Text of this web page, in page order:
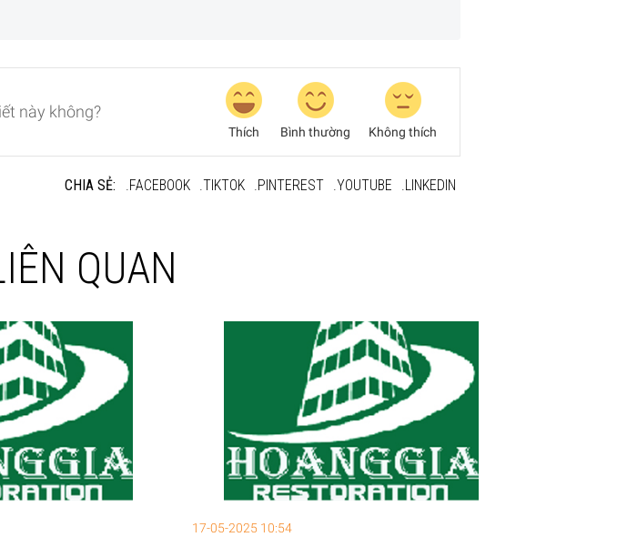
này không?
Thích Bình thường Không thích
CHIA SẺ: .FACEBOOK .TIKTOK .PINTEREST .YOUTUBE .LINKEDIN
QUAN
17-05-2025 10:54